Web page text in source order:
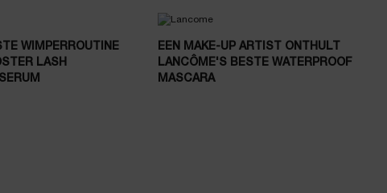
WIMPERROUTINE
LASH
EEN MAKE-UP ARTIST ONTHULT
LANCÔME'S BESTE WATERPROOF
MASCARA